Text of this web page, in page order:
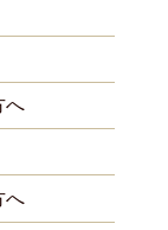
へ
へ